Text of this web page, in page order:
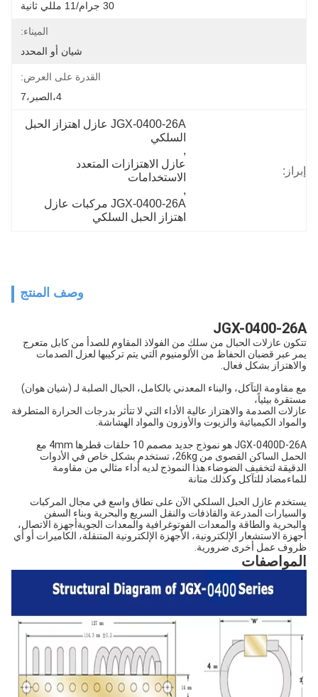
30 جرام/11 مللي ثانية
الميناء:
شيان أو المحدد
القدرة على العرض:
4،الصبر،7
إبراز:
JGX-0400-26A عازل اهتزاز الحبل
السلكي
,
عازل الاهتزازات المتعدد
الاستخدامات
,
JGX-0400-26A مركبات عازل
اهتزاز الحبل السلكي
وصف المنتج
JGX-0400-26A
تتكون عازلات الحبال من سلك من الفولاذ المقاوم للصدأ من كابل متعرج
يمر عبر قضبان الحفاظ من الألومنيوم التي يتم تركيبها لعزل الصدمات
والاهتزاز بشكل فعال.
مع مقاومة التآكل، والبناء المعدني بالكامل، الحبال الصلبة لـ (شيان هوان)
مستقرة بيئياً،
عازلات الصدمة والاهتزاز عالية الأداء التي لا تتأثر بدرجات الحرارة المتطرفة
والمواد الكيميائية والزيوت والأوزون والمواد الهشاشة.
JGX-0400D-26A هو نموذج جديد مصمم 10 حلقات قطرها 4mm مع
الحمل الساكن القصوى من 26kg، تستخدم بشكل خاص في الأدوات
الدقيقة لتخفيف الضوضاء.هذا النموذج لديه أداء مثالي من مقاومة
للماءمضاد للتآكل وكذلك متانة
يستخدم عازل الحبل السلكي الآن على نطاق واسع في مجال المركبات
والسيارات المدرعة والقاذفات والنقل السريع والبحرية وبناء السفن
والبحرية والطاقة والمعدات الفوتوغرافية والمعدات الجويةأجهزة الاتصال،
أجهزة الاستشعار الإلكترونية، الأجهزة الإلكترونية المتنقلة، الكاميرات أو أي
ظروف عمل أخرى ضرورية.
المواصفات